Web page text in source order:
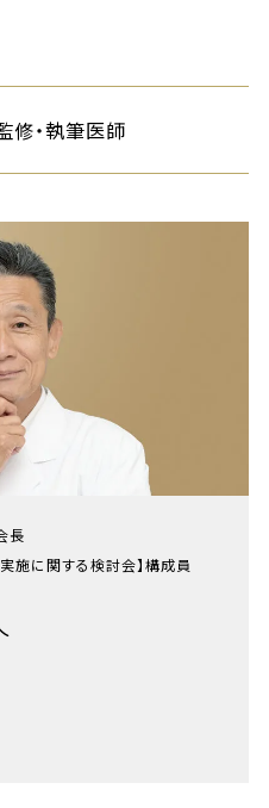
修・執筆医師
長
施に関する検討会】構成員